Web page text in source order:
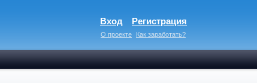
Вход Регистрация
О проекте Как заработать?